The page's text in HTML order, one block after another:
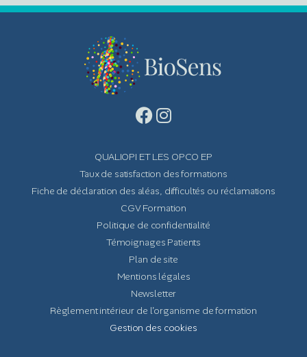
QUALIOPI ET LES OPCO EP
Taux de satisfaction des formations
Fiche de déclaration des aléas, difficultés ou réclamations
CGV Formation
Politique de confidentialité
Témoignages Patients
Plan de site
Mentions légales
Newsletter
Règlement intérieur de l'organisme de formation
Gestion des cookies